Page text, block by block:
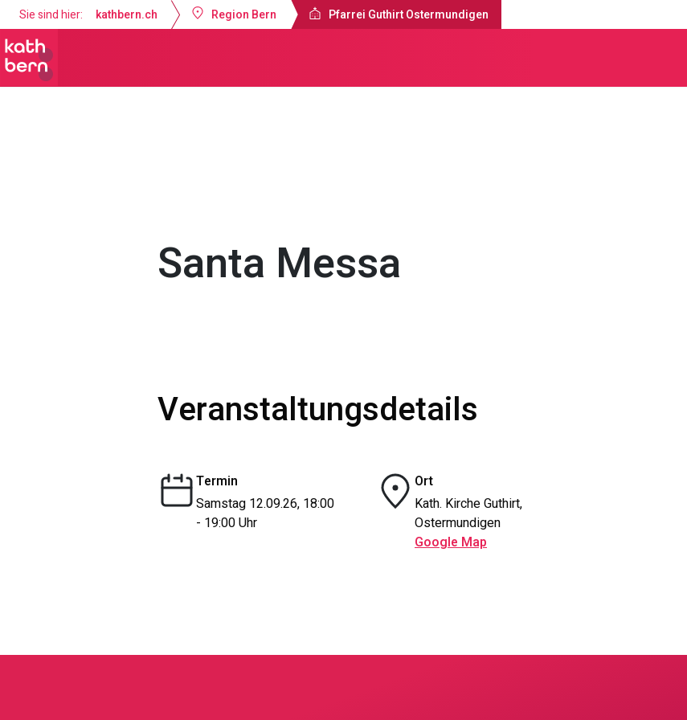
Sie sind hier: kathbern.ch Region Bern Pfarrei Guthirt Ostermundigen
Santa Messa
Veranstaltungsdetails
Termin
Samstag 12.09.26, 18:00
- 19:00 Uhr
Ort
Kath. Kirche Guthirt,
Ostermundigen
Google Map